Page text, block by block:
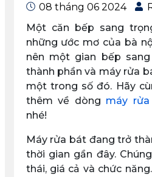
08 tháng 06 2024
Một căn bếp sang
những ước mơ của bà
nên một gian bếp
thành phần và máy rửa
một trong số đó. Hãy
thêm về dòng máy
nhé!
Máy rửa bát đang trở
thời gian gần đây.
thái, giá cả và chức